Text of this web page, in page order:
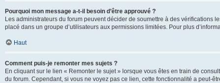
Pourquoi mon message a-t-il besoin d’être approuvé ?
Les administrateurs du forum peuvent décider de soumettre à des vérifications
placé dans un groupe d’utilisateurs aux permissions limitées. Pour plus
Haut
Comment puis-je remonter mes sujets ?
En cliquant sur le lien « Remonter le sujet » lorsque vous êtes en train de
du forum. Cependant, si vous ne voyez pas ce lien, cette fonctionnalité a peut-